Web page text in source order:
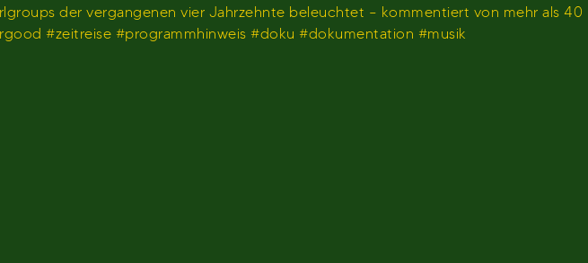
der vergangenen vier Jahrzehnte beleuchtet – kommentiert von mehr als 40
#zeitreise #programmhinweis #doku #dokumentation #musik